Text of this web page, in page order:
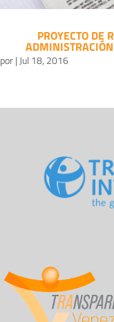
PROYECTO DE
por|Jul 18, 2016